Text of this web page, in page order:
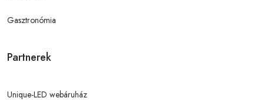
Gasztronómia
Partnerek
Unique-LED webáruház